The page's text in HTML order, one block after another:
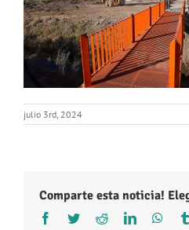
julio 3rd, 2024
Comparte esta noticia!
Facebook
TwitterRedditLinkedIn